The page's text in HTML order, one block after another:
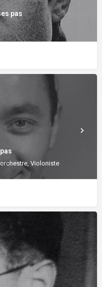
pas
Violoniste